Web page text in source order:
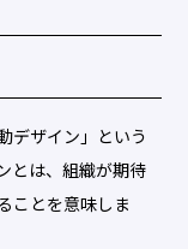
デザイン」という
とは、組織が期待
ことを意味しま